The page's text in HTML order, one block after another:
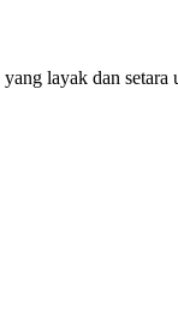
layak dan